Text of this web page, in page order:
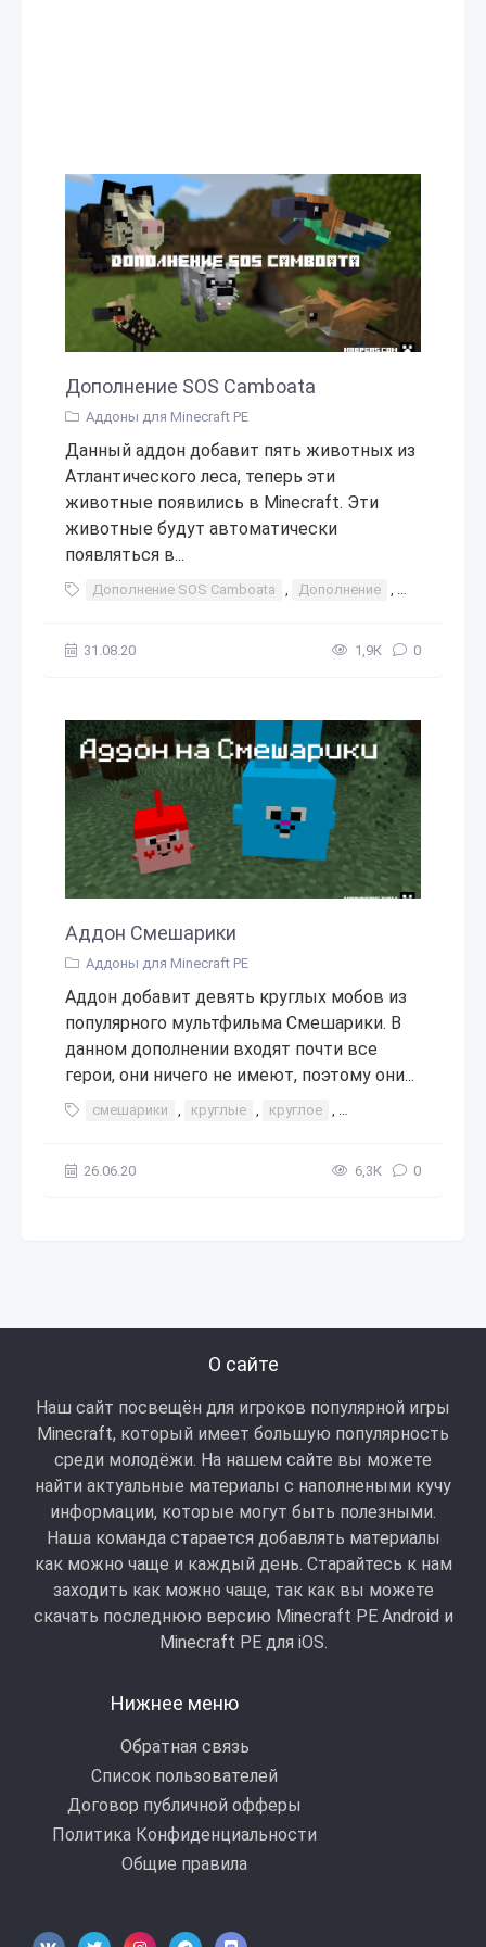
Дополнение SOS Camboata
Аддоны для Minecraft PE
Данный аддон добавит пять животных из
Атлантического леса, теперь эти
животные появились в Minecraft. Эти
животные будут автоматически
появляться в...
Дополнение SOS Camboata , Дополнение , SOS
31.08.20 1,9К 0
Аддон Смешарики
Аддоны для Minecraft PE
Аддон добавит девять круглых мобов из
популярного мультфильма Смешарики. В
данном дополнении входят почти все
герои, они ничего не имеют, поэтому они...
смешарики , круглые , круглое , существа
26.06.20 6,3К 0
О сайте
Наш сайт посвещён для игроков популярной игры
Minecraft, который имеет большую популярность
среди молодёжи. На нашем сайте вы можете
найти актуальные материалы с наполнеными кучу
информации, которые могут быть полезными.
Наша команда старается добавлять материалы
как можно чаще и каждый день. Старайтесь к нам
заходить как можно чаще, так как вы можете
скачать последнюю версию Minecraft PE Android и
Minecraft РЕ для iOS.
Нижнее меню
Обратная связь
Список пользователей
Договор публичной офферы
Политика Конфиденциальности
Общие правила